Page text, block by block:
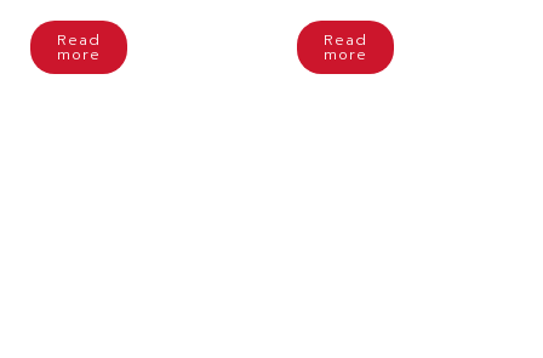
Read
more
Read
more